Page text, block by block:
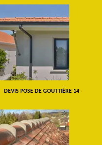
DEVIS POSE DE GOUTTIÈRE 14